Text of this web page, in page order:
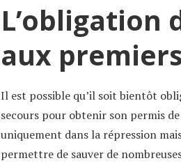
L’obligation
aux
Il est possible qu’il soit bientôt
secours pour obtenir son permis
uniquement dans la répression
permettre de sauver de